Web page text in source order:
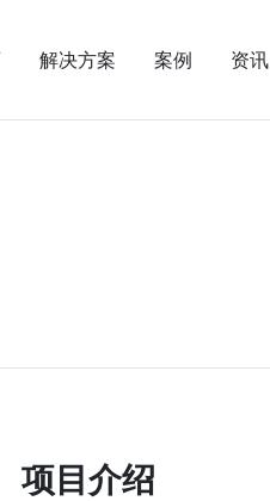
解决方案 案例 资讯
项目介绍